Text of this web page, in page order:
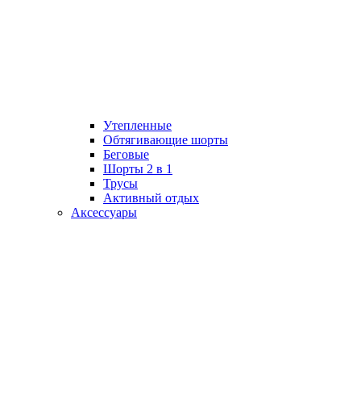
Утепленные
Обтягивающие шорты
Беговые
Шорты 2 в 1
Трусы
Активный отдых
Аксессуары